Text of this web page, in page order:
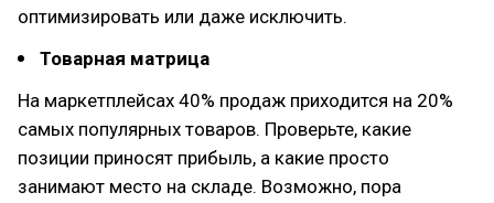
оптимизировать или даже исключить.
Товарная матрица
На маркетплейсах 40% продаж приходится на 20%
самых популярных товаров. Проверьте, какие
позиции приносят прибыль, а какие просто
занимают место на складе. Возможно, пора